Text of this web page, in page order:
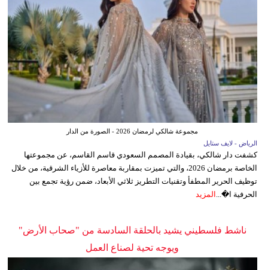
مجموعة شالكي لرمضان 2026 - الصورة من الدار
الرياض - لايف ستايل
كشفت دار شالكي، بقيادة المصمم السعودي قاسم القاسم، عن مجموعتها
الخاصة برمضان 2026، والتي تميزت بمقاربة معاصرة للأزياء الشرقية، من خلال
توظيف الحرير المطفأ وتقنيات التطريز ثلاثي الأبعاد، ضمن رؤية تجمع بين
الحرفية ا�... المزيد
ناشط فلسطيني يشيد بالحلقة السادسة من "صحاب الأرض"
ويوجه تحية لصناع العمل